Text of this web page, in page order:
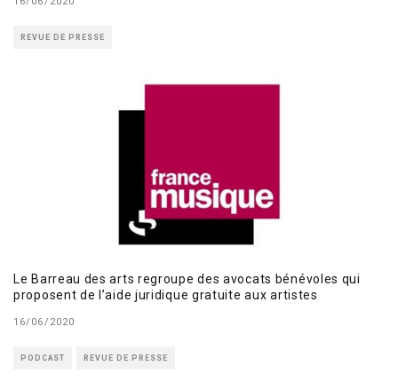
REVUE DE PRESSE
Le Barreau des arts regroupe des avocats bénévoles qui
proposent de l’aide juridique gratuite aux artistes
16/06/2020
PODCAST REVUE DE PRESSE